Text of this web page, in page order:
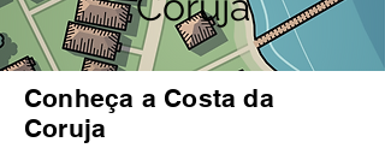
Conheça a Costa da
Coruja